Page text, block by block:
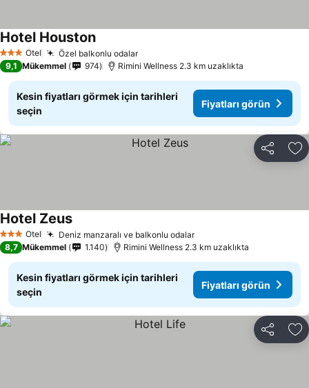
3 YıldızOtel Özel balkonlu odalar
Hotel Houston
9,1 Mükemmel 974 Rimini Wellness 2.3 km uzaklıkta
Kesin fiyatları görmek için tarihleri
seçin
Fiyatları görün
Paylaş
3 YıldızOtel Deniz manzaralı ve balkonlu odalar
Hotel Zeus
8,7 Mükemmel 1.140 Rimini Wellness 2.3 km uzaklıkta
Kesin fiyatları görmek için tarihleri
seçin
Fiyatları görün
Paylaş